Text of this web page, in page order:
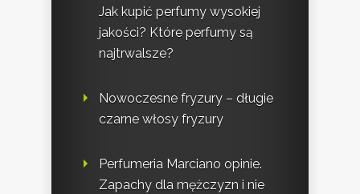
Jak kupić perfumy wysokiej
jakości? Które perfumy są
najtrwalsze?
Nowoczesne fryzury – długie
czarne włosy fryzury
Perfumeria Marciano opinie.
Zapachy dla mężczyzn i nie